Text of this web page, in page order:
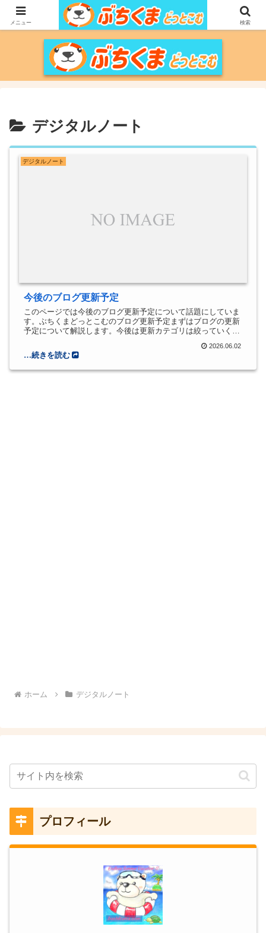
家づくりをメインに、家電、PC/MACなどのレビュー、育児、新潟の情報を気
の向くままに、気が済むまで調べ上げるブログです。
デジタルノート
デジタルノート
今後のブログ更新予定
このページでは今後のブログ更新予定について話題にしていま
す。ぶちくまどっとこむのブログ更新予定まずはブログの更新
予定について解説します。今後は更新カテゴリは絞っていくの
幸いです。App...
2026.06.02
ホーム デジタルノート
プロフィール
メニュー 検索